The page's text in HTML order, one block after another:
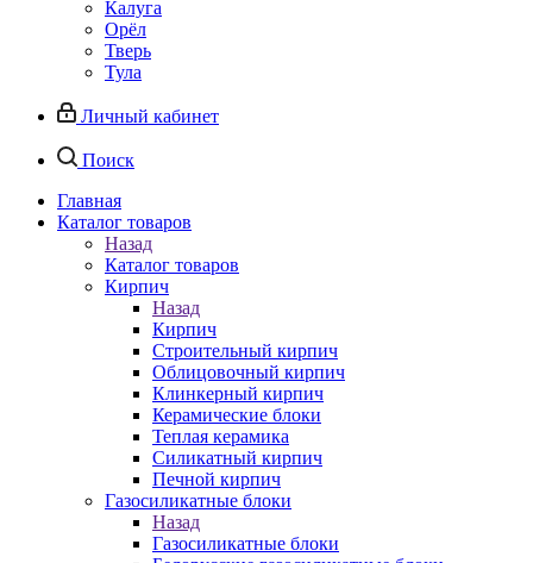
Калуга
Орёл
Тверь
Тула
Личный кабинет
Поиск
Главная
Каталог товаров
Назад
Каталог товаров
Кирпич
Назад
Кирпич
Строительный кирпич
Облицовочный кирпич
Клинкерный кирпич
Керамические блоки
Теплая керамика
Силикатный кирпич
Печной кирпич
Газосиликатные блоки
Назад
Газосиликатные блоки